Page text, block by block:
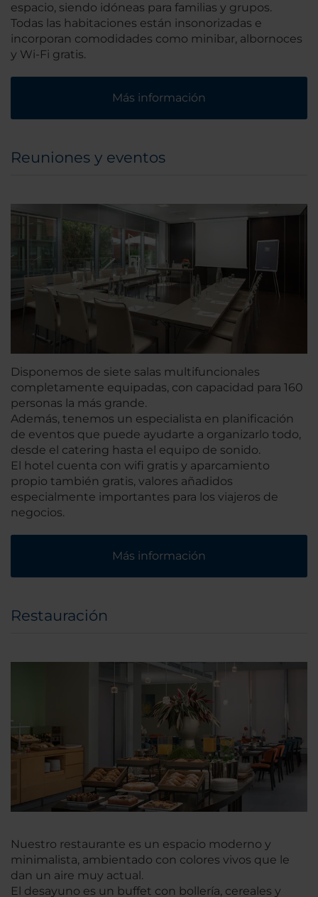
espacio, siendo idóneas para familias y grupos.
Todas las habitaciones están insonorizadas e
incorporan comodidades como minibar, albornoces
y Wi-Fi gratis.
Más información
Reuniones y eventos
Disponemos de siete salas multifuncionales
completamente equipadas, con capacidad para 160
personas la más grande.
Además, tenemos un especialista en planificación
de eventos que puede ayudarte a organizarlo todo,
desde el catering hasta el equipo de sonido.
El hotel cuenta con wifi gratis y aparcamiento
propio también gratis, valores añadidos
especialmente importantes para los viajeros de
negocios.
Más información
Restauración
Nuestro restaurante es un espacio moderno y
minimalista, ambientado con colores vivos que le
dan un aire muy actual.
El desayuno es un buffet con bollería, cereales y